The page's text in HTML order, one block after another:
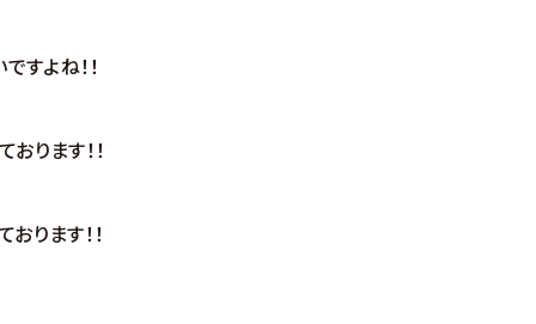
すよね！！
ります！！
ります！！